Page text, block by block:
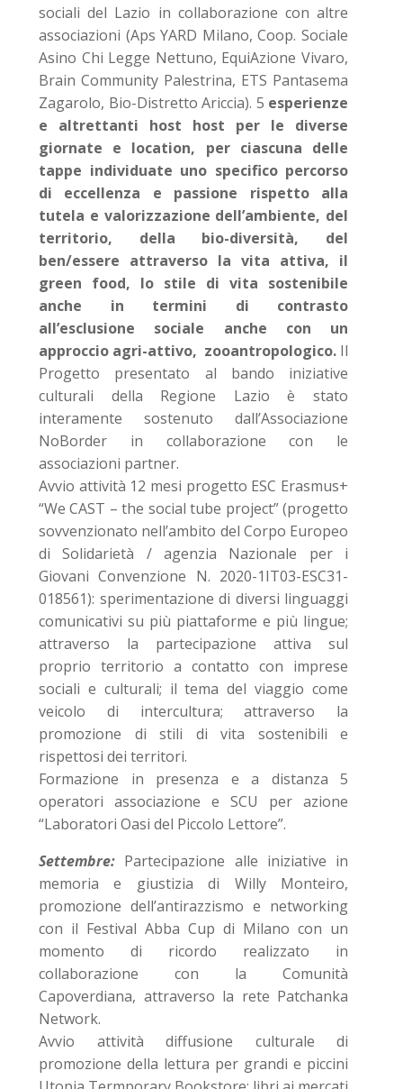
sociali del Lazio in collaborazione con altre
associazioni (Aps YARD Milano, Coop. Sociale
Asino Chi Legge Nettuno, EquiAzione Vivaro,
Brain Community Palestrina, ETS Pantasema
Zagarolo, Bio-Distretto Ariccia). 5 esperienze
e altrettanti host host per le diverse
giornate e location, per ciascuna delle
tappe individuate uno specifico percorso
di eccellenza e passione rispetto alla
tutela e valorizzazione dell’ambiente, del
territorio, della bio-diversità, del
ben/essere attraverso la vita attiva, il
green food, lo stile di vita sostenibile
anche in termini di contrasto
all’esclusione sociale anche con un
approccio agri-attivo, zooantropologico. Il
Progetto presentato al bando iniziative
culturali della Regione Lazio è stato
interamente sostenuto dall’Associazione
NoBorder in collaborazione con le
associazioni partner.
Avvio attività 12 mesi progetto ESC Erasmus+
“We CAST – the social tube project” (progetto
sovvenzionato nell’ambito del Corpo Europeo
di Solidarietà / agenzia Nazionale per i
Giovani Convenzione N. 2020-1IT03-ESC31-
018561): sperimentazione di diversi linguaggi
comunicativi su più piattaforme e più lingue;
attraverso la partecipazione attiva sul
proprio territorio a contatto con imprese
sociali e culturali; il tema del viaggio come
veicolo di intercultura; attraverso la
promozione di stili di vita sostenibili e
rispettosi dei territori.
Formazione in presenza e a distanza 5
operatori associazione e SCU per azione
“Laboratori Oasi del Piccolo Lettore”.
Settembre: Partecipazione alle iniziative in
memoria e giustizia di Willy Monteiro,
promozione dell’antirazzismo e networking
con il Festival Abba Cup di Milano con un
momento di ricordo realizzato in
collaborazione con la Comunità
Capoverdiana, attraverso la rete Patchanka
Network.
Avvio attività diffusione culturale di
promozione della lettura per grandi e piccini